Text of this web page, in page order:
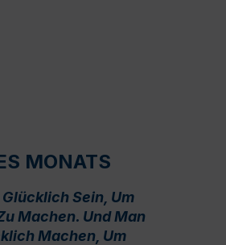
MONATS
Sein, Um
Machen. Und Man
Machen, Um